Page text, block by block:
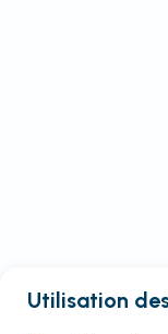
Utilisation